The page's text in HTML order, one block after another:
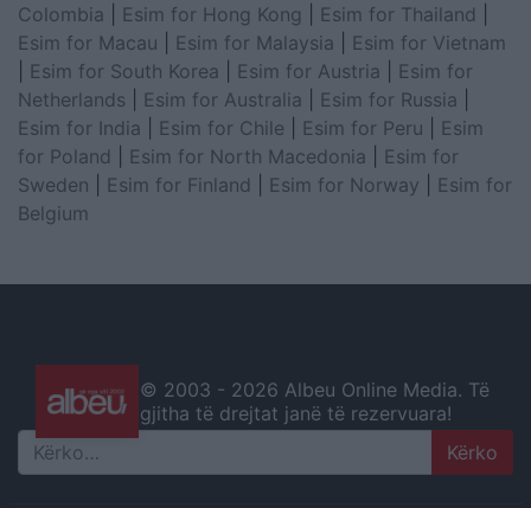
Colombia
Esim for Hong Kong Esim for Thailand
Esim for Macau
Esim for Malaysia
Esim for Vietnam
Esim for South Korea Esim for Austria
Esim for
Netherlands
Esim for Australia Esim for Russia
Esim for India
Esim for Chile Esim for Peru
Esim
for Poland
Esim for North Macedonia
Esim for
Sweden
Esim for Finland Esim for Norway
Esim for
Belgium
© 2003 - 2026 Albeu Online Media. Të
gjitha të drejtat janë të rezervuara!
Search